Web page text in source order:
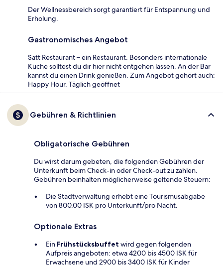
Der Wellnessbereich sorgt garantiert für Entspannung und
Erholung.
Gastronomisches Angebot
Satt Restaurant – ein Restaurant. Besonders internationale
Küche solltest du dir hier nicht entgehen lassen. An der Bar
kannst du einen Drink genießen. Zum Angebot gehört auch:
Happy Hour. Täglich geöffnet
Gebühren & Richtlinien
Obligatorische Gebühren
Du wirst darum gebeten, die folgenden Gebühren der
Unterkunft beim Check-in oder Check-out zu zahlen.
Gebühren beinhalten möglicherweise geltende Steuern:
Die Stadtverwaltung erhebt eine Tourismusabgabe
von 800.00 ISK pro Unterkunft/pro Nacht.
Optionale Extras
Ein Frühstücksbuffet wird gegen folgenden
Aufpreis angeboten: etwa 4200 bis 4500 ISK für
Erwachsene und 2900 bis 3400 ISK für Kinder